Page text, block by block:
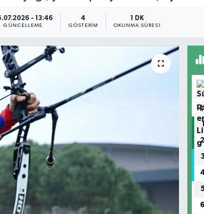
- 13:46
GÜNCELLEME
4
GÖSTERIM
1 DK
OKUNMA SÜRESI
#
1
2
6